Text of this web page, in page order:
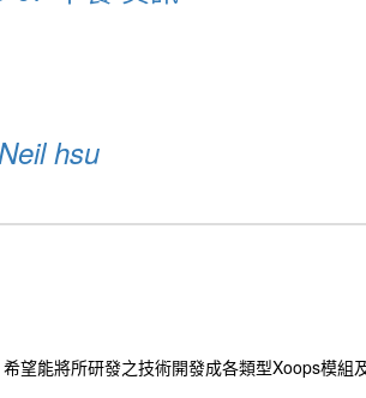
hsu
望能將所研發之技術開發成各類型Xoops模